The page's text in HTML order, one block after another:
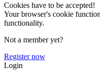
Cookies have to be accepted!
Your browser's cookie
functionality.
Not a member yet?
Register now
Login